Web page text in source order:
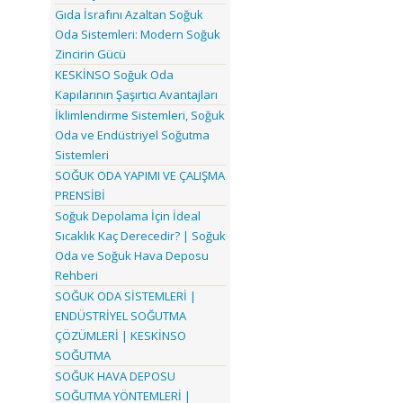
Gıda İsrafını Azaltan Soğuk
Oda Sistemleri: Modern Soğuk
Zincirin Gücü
KESKİNSO Soğuk Oda
Kapılarının Şaşırtıcı Avantajları
İklimlendirme Sistemleri, Soğuk
Oda ve Endüstriyel Soğutma
Sistemleri
SOĞUK ODA YAPIMI VE ÇALIŞMA
PRENSİBİ
Soğuk Depolama İçin İdeal
Sıcaklık Kaç Derecedir? | Soğuk
Oda ve Soğuk Hava Deposu
Rehberi
SOĞUK ODA SİSTEMLERİ |
ENDÜSTRİYEL SOĞUTMA
ÇÖZÜMLERİ | KESKİNSO
SOĞUTMA
SOĞUK HAVA DEPOSU
SOĞUTMA YÖNTEMLERİ |